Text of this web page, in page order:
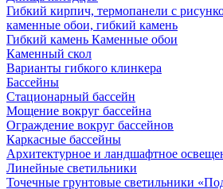
Гибкий кирпич, термопанели с
каменные обои, гибкий камень
Гибкий камень Каменные обои
Каменный скол
Варианты гибкого клинкера
Бассейны
Стационарный бассейн
Мощение вокруг бассейна
Ограждение вокруг бассейнов
Каркасные бассейны
Архитектурное и ландшафтное
Линейные светильники
Точечные грунтовые светильники